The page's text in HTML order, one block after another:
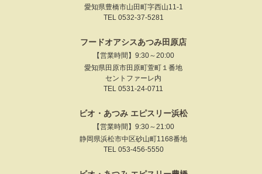
愛知県豊橋市山田町字西山11-1
TEL 0532-37-5281
フードオアシスあつみ田原店
【営業時間】9:30～20:00
愛知県田原市田原町萱町１番地
セントファーレ内
TEL 0531-24-0711
ビオ・あつみ エピスリー浜松
【営業時間】9:30～21:00
静岡県浜松市中区砂山町1168番地
TEL 053-456-5550